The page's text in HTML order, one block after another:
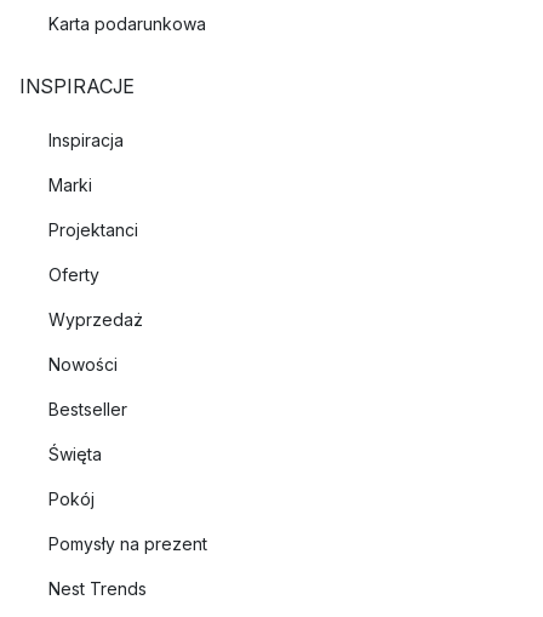
Karta podarunkowa
INSPIRACJE
Inspiracja
Marki
Projektanci
Oferty
Wyprzedaż
Nowości
Bestseller
Święta
Pokój
Pomysły na prezent
Nest Trends